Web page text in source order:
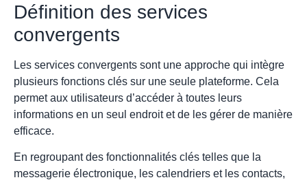
Définition des services
convergents
Les services convergents sont une approche qui intègre
plusieurs fonctions clés sur une seule plateforme. Cela
permet aux utilisateurs d’accéder à toutes leurs
informations en un seul endroit et de les gérer de manière
efficace.
En regroupant des fonctionnalités clés telles que la
messagerie électronique, les calendriers et les contacts,